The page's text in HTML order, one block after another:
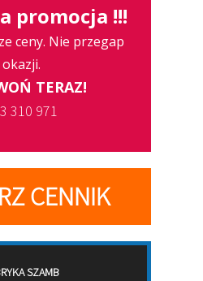
promocja !!!
ceny. Nie przegap
okazji.
TERAZ!
310 971
CENNIK
SZAMB